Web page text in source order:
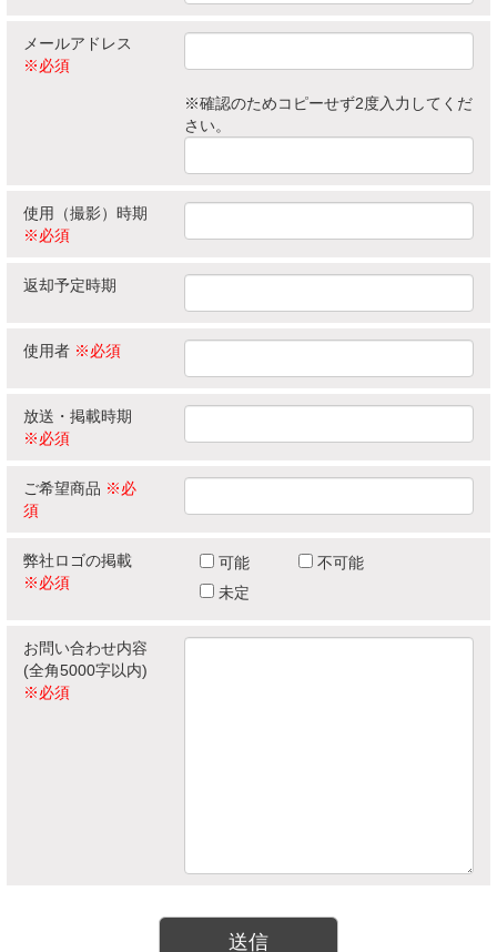
メールアドレス
※必須
※確認のためコピーせず2度入力してくだ
さい。
使用（撮影）時期
※必須
返却予定時期
使用者 ※必須
放送・掲載時期
※必須
ご希望商品 ※必
須
弊社ロゴの掲載
※必須
可能
不可能
未定
お問い合わせ内容
(全角5000字以内)
※必須